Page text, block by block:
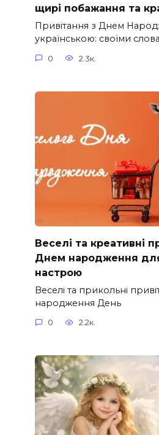
щирі побажання та
Привітання з Днем
українською: своїми
0 2.3к.
Веселі та креативні
Днем народження
настрою
Веселі та прикольні
народження День
0 2.2к.